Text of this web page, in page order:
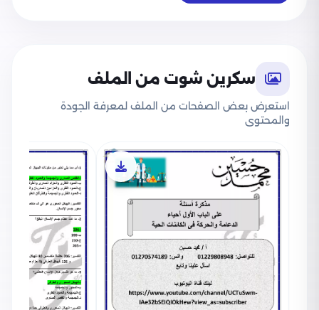
بالإضافة إلى تفسير وافي لكل إجابة.
سكرين شوت من الملف
استعرض بعض الصفحات من الملف لمعرفة الجودة
والمحتوى